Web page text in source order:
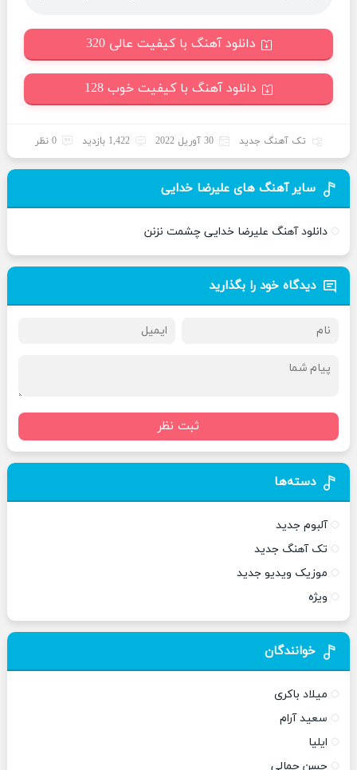
دانلود آهنگ با کیفیت عالی 320
دانلود آهنگ با کیفیت خوب 128
تک آهنگ جدید 30 آوریل 2022 1,422 بازدید 0 نظر
سایر آهنگ های علیرضا خدایی
دانلود آهنگ علیرضا خدایی چشمت نزنن
دیدگاه خود را بگذارید
ثبت نظر
دسته‌ها
آلبوم جدید
تک آهنگ جدید
موزیک ویدیو جدید
ویژه
خوانندگان
میلاد باکری
سعید آرام
ایلیا
حسن جمالی